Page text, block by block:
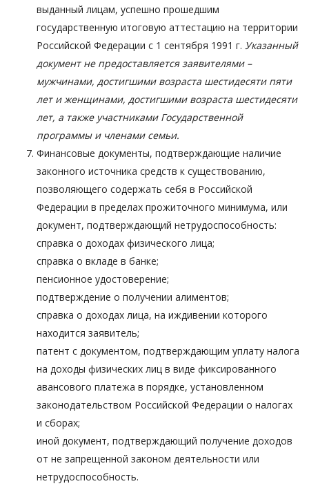
выданный лицам, успешно прошедшим
государственную итоговую аттестацию на территории
Российской Федерации с 1 сентября 1991 г. Указанный
документ не предоставляется заявителями –
мужчинами, достигшими возраста шестидесяти пяти
лет и женщинами, достигшими возраста шестидесяти
лет, а также участниками Государственной
программы и членами семьи.
Финансовые документы, подтверждающие наличие
законного источника средств к существованию,
позволяющего содержать себя в Российской
Федерации в пределах прожиточного минимума, или
документ, подтверждающий нетрудоспособность:
справка о доходах физического лица;
справка о вкладе в банке;
пенсионное удостоверение;
подтверждение о получении алиментов;
справка о доходах лица, на иждивении которого
находится заявитель;
патент с документом, подтверждающим уплату налога
на доходы физических лиц в виде фиксированного
авансового платежа в порядке, установленном
законодательством Российской Федерации о налогах
и сборах;
иной документ, подтверждающий получение доходов
от не запрещенной законом деятельности или
нетрудоспособность.